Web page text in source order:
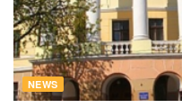
NEWS